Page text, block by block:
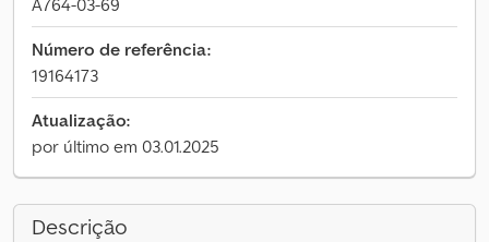
A764-03-69
Número de referência:
19164173
Atualização:
por último em 03.01.2025
Descrição